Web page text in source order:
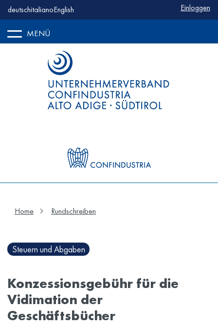
deutschitalianoEnglish Einloggen
MENÜ
Home Rundschreiben
Steuern und Abgaben
Konzessionsgebühr für die
Vidimation der
Geschäftsbücher